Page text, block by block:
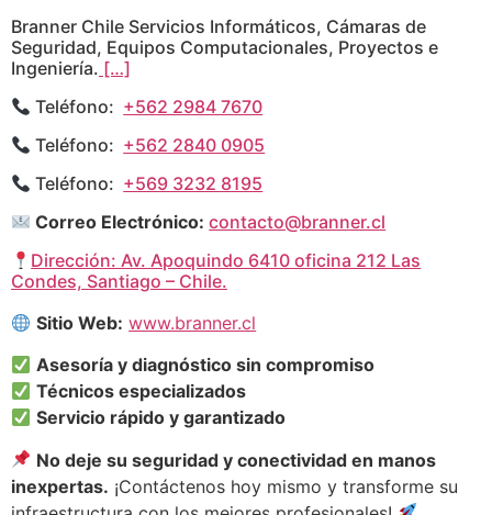
Branner Chile Servicios Informáticos, Cámaras de
Seguridad, Equipos Computacionales, Proyectos e
Ingeniería. […]
Teléfono: +562 2984 7670
Teléfono: +562 2840 0905
Teléfono: +569 3232 8195
Correo Electrónico: contacto@branner.cl
Dirección: Av. Apoquindo 6410 oficina 212 Las
Condes, Santiago – Chile.
Sitio Web: www.branner.cl
Asesoría y diagnóstico sin compromiso
Técnicos especializados
Servicio rápido y garantizado
No deje su seguridad y conectividad en manos
inexpertas. ¡Contáctenos hoy mismo y transforme su